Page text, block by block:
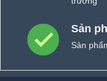
Sản
Sản